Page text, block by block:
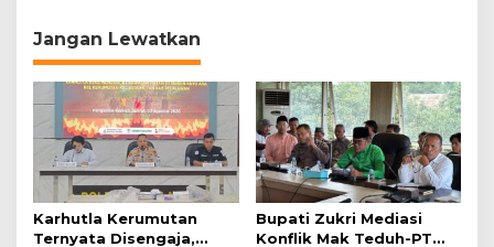
i
g
a
i
p
o
Jangan Lewatkan
Karhutla Kerumutan
Ternyata Disengaja,
Bupati Zukri Mediasi
Konflik Mak Teduh-PT